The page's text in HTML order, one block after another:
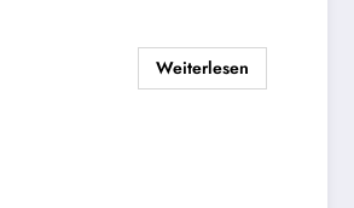
Weiterlesen